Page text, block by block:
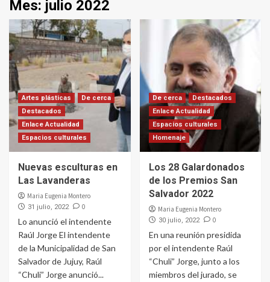
Mes: julio 2022
Artes plásticas
De cerca
Destacados
Enlace Actualidad
Espacios culturales
Nuevas esculturas en
Las Lavanderas
Maria Eugenia Montero
31 julio, 2022 0
Lo anunció el intendente
Raúl Jorge El intendente
de la Municipalidad de San
Salvador de Jujuy, Raúl
“Chuli” Jorge anunció...
De cerca
Destacados
Enlace Actualidad
Espacios culturales
Homenaje
Los 28 Galardonados
de los Premios San
Salvador 2022
Maria Eugenia Montero
30 julio, 2022 0
En una reunión presidida
por el intendente Raúl
“Chuli” Jorge, junto a los
miembros del jurado, se